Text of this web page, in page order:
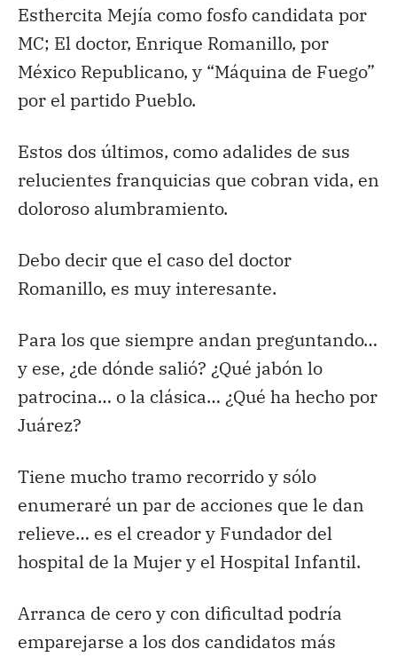
Esthercita Mejía como fosfo candidata por
MC; El doctor, Enrique Romanillo, por
México Republicano, y “Máquina de Fuego”
por el partido Pueblo.
Estos dos últimos, como adalides de sus
relucientes franquicias que cobran vida, en
doloroso alumbramiento.
Debo decir que el caso del doctor
Romanillo, es muy interesante.
Para los que siempre andan preguntando…
y ese, ¿de dónde salió? ¿Qué jabón lo
patrocina… o la clásica… ¿Qué ha hecho por
Juárez?
Tiene mucho tramo recorrido y sólo
enumeraré un par de acciones que le dan
relieve… es el creador y Fundador del
hospital de la Mujer y el Hospital Infantil.
Arranca de cero y con dificultad podría
emparejarse a los dos candidatos más